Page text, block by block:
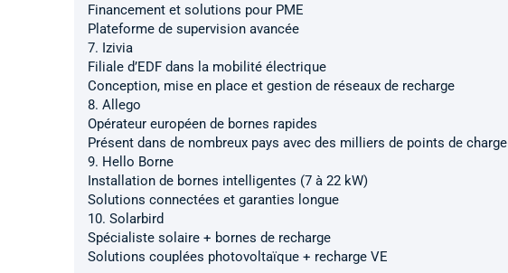
Financement et solutions pour PME
Plateforme de supervision avancée
7. Izivia
Filiale d’EDF dans la mobilité électrique
Conception, mise en place et gestion de réseaux de recharge
8. Allego
Opérateur européen de bornes rapides
Présent dans de nombreux pays avec des milliers de points de charge
9. Hello Borne
Installation de bornes intelligentes (7 à 22 kW)
Solutions connectées et garanties longue
10. Solarbird
Spécialiste solaire + bornes de recharge
Solutions couplées photovoltaïque + recharge VE